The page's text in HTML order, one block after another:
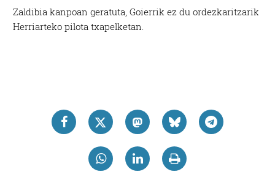
Zaldibia kanpoan geratuta, Goierrik ez du ordezkaritzarik
Herriarteko pilota txapelketan.